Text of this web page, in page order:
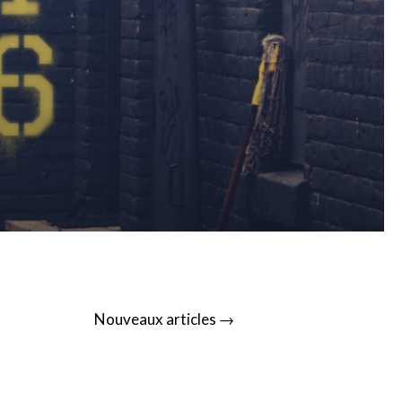
Nouveaux articles →